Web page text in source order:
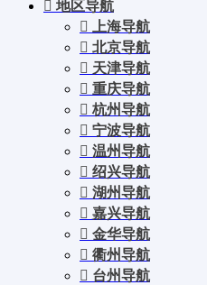
地区导航
上海导航
北京导航
天津导航
重庆导航
杭州导航
宁波导航
温州导航
绍兴导航
湖州导航
嘉兴导航
金华导航
衢州导航
台州导航